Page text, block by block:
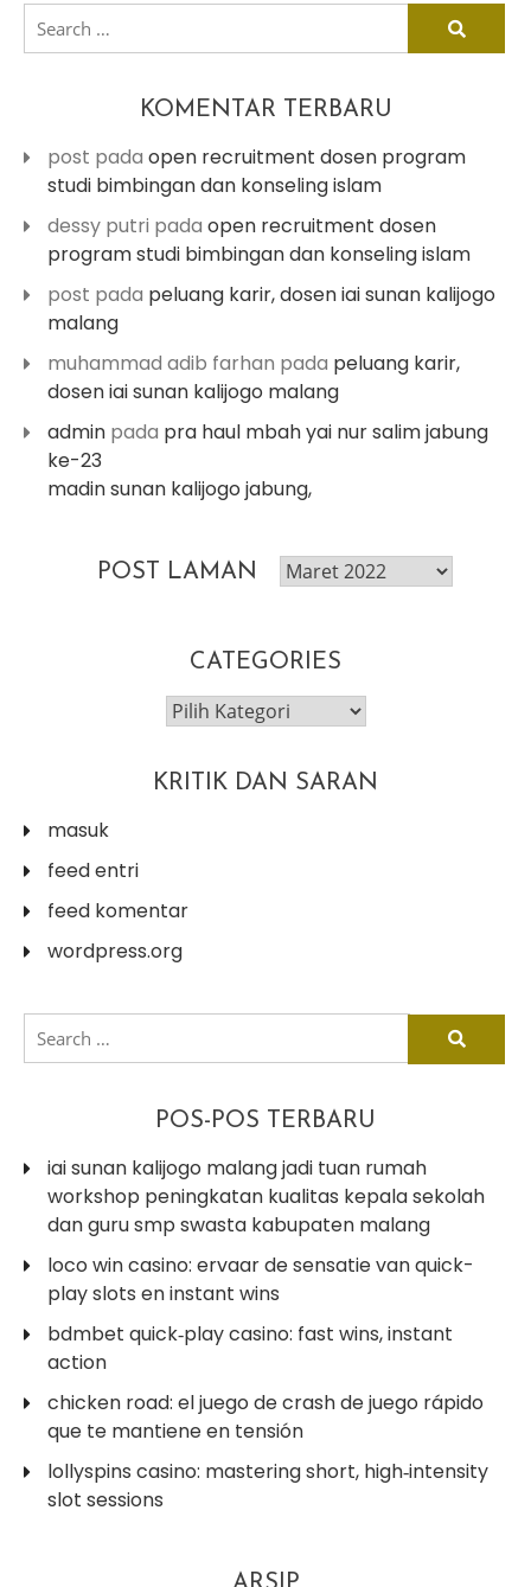
search
for:
KOMENTAR TERBARU
post pada open recruitment dosen program
studi bimbingan dan konseling islam
dessy putri pada open recruitment dosen
program studi bimbingan dan konseling islam
post pada peluang karir, dosen iai sunan kalijogo
malang
muhammad adib farhan pada peluang karir,
dosen iai sunan kalijogo malang
admin pada pra haul mbah yai nur salim jabung
ke-23
madin sunan kalijogo jabung,
POST LAMAN
post
laman
CATEGORIES
categories
KRITIK DAN SARAN
masuk
feed entri
feed komentar
wordpress.org
search
for:
POS-POS TERBARU
iai sunan kalijogo malang jadi tuan rumah
workshop peningkatan kualitas kepala sekolah
dan guru smp swasta kabupaten malang
loco win casino: ervaar de sensatie van quick-
play slots en instant wins
bdmbet quick‑play casino: fast wins, instant
action
chicken road: el juego de crash de juego rápido
que te mantiene en tensión
lollyspins casino: mastering short, high‑intensity
slot sessions